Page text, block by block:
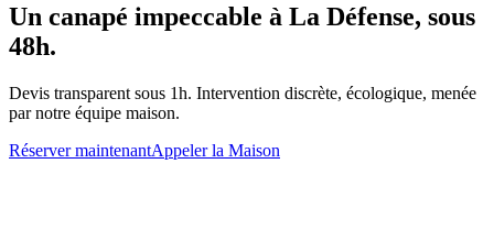
Un canapé impeccable à La Défense, sous
48h.
Devis transparent sous 1h. Intervention discrète, écologique, menée
par notre équipe maison.
Réserver maintenantAppeler la Maison